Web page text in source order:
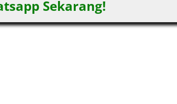
Sekarang!